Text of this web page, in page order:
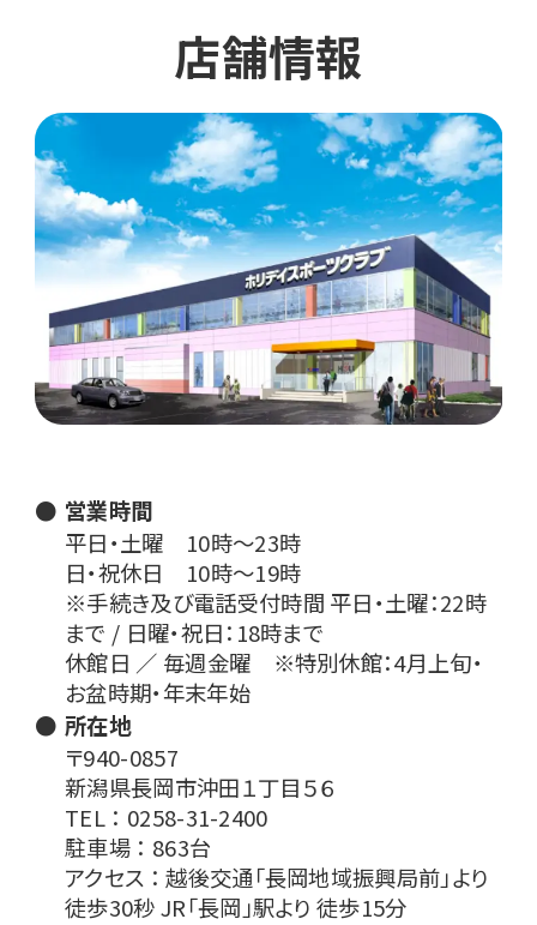
店舗情報
営業時間
平日・土曜 10時〜23時
日・祝休日 10時〜19時
※手続き及び電話受付時間 平日・土曜：22時
まで / 日曜・祝日：18時まで
休館日 ／ 毎週金曜 ※特別休館：4月上旬・
お盆時期・年末年始
所在地
〒940-0857
新潟県長岡市沖田１丁目５６
TEL ： 0258-31-2400
駐車場 ： 863台
アクセス ： 越後交通「長岡地域振興局前」より
徒歩30秒 JR「長岡」駅より 徒歩15分